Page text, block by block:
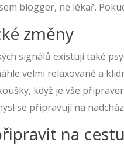
blogger, ne lékař.
změny
signálů existují také
velmi relaxované a
když je vše
se připravují na
na